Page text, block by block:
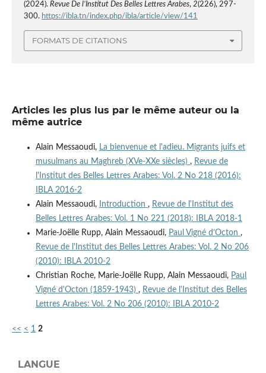
(2024). Revue De l’Institut Des Belles Lettres Arabes, 2(226), 297-
300. https://ibla.tn/index.php/ibla/article/view/141
FORMATS DE CITATIONS
Articles les plus lus par le même auteur ou la
même autrice
Alain Messaoudi, La bienvenue et l'adieu. Migrants juifs et
musulmans au Maghreb (XVe-XXe siècles) , Revue de
l'Institut des Belles Lettres Arabes: Vol. 2 No 218 (2016):
IBLA 2016-2
Alain Messaoudi,
Introduction , Revue de l'Institut des
Belles Lettres Arabes: Vol. 1 No 221 (2018): IBLA 2018-1
Marie-Joëlle Rupp, Alain Messaoudi, Paul Vigné d’Octon ,
Revue de l'Institut des Belles Lettres Arabes: Vol. 2 No 206
(2010): IBLA 2010-2
Christian Roche, Marie-Joëlle Rupp, Alain Messaoudi, Paul
Vigné d'Octon (1859-1943) , Revue de l'Institut des Belles
Lettres Arabes: Vol. 2 No 206 (2010): IBLA 2010-2
<< < 1 2
LANGUE